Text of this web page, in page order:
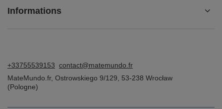
Informations
+33755539153 contact@matemundo.fr
MateMundo.fr, Ostrowskiego 9/129 53-238 Wrocław
(Pologne)